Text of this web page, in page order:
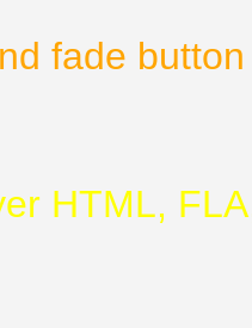
fade
HTML,